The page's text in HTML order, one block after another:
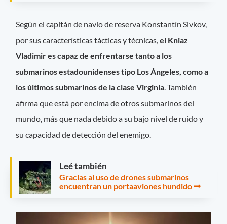
Según el capitán de navío de reserva Konstantín Sivkov,
por sus características tácticas y técnicas,el Kniaz
Vladimir es capaz de enfrentarse tanto a los
submarinos estadounidenses tipo Los Ángeles, como a
los últimos submarinos de la clase Virginia . También
afirma que está por encima de otros submarinos del
mundo, más que nada debido a su bajo nivel de ruido y
su capacidad de detección del enemigo.
Leé también
Gracias al uso de drones submarinos
encuentran un portaaviones hundido